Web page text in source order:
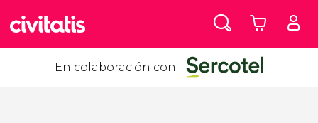
En colaboración con